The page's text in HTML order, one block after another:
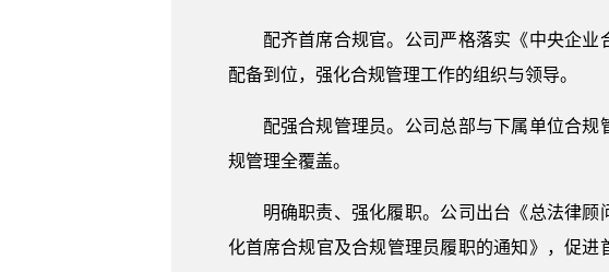
配齐首席合规官。公司严格落实《中央企
配备到位，强化合规管理工作的组织与领导。
配强合规管理员。公司总部与下属单位合
规管理全覆盖。
明确职责、强化履职。公司出台《总法律
化首席合规官及合规管理员履职的通知》，促